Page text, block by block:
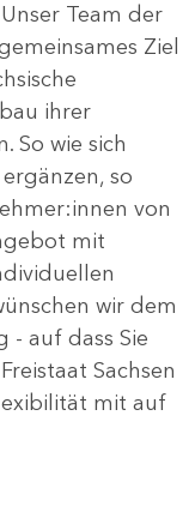
Team der
Ziel
ihrer
So wie sich
so
von
mit
wir dem
- auf dass Sie
Sachsen
mit auf